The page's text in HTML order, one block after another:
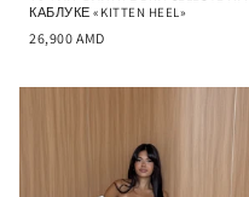
КАБЛУКЕ «KITTEN HEEL»
26,900 AMD